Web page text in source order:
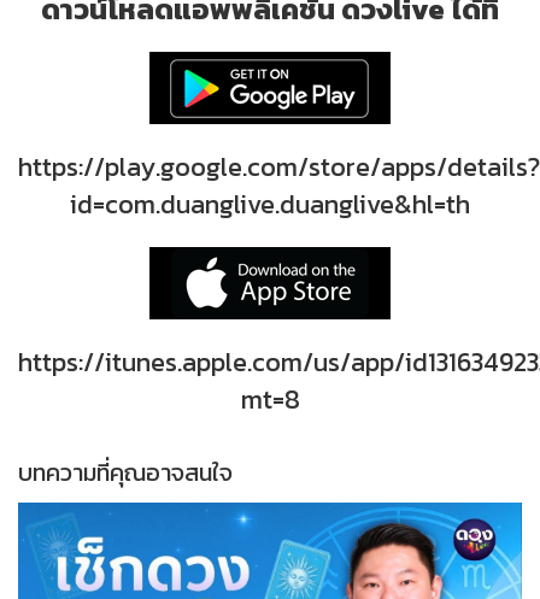
ดาวน์โหลดแอพพลิเคชั่น ดวงlive ได้ที่
https://play.google.com/store/apps/details?
id=com.duanglive.duanglive&hl=th
https://itunes.apple.com/us/app/
mt=8
บทความที่คุณอาจสนใจ